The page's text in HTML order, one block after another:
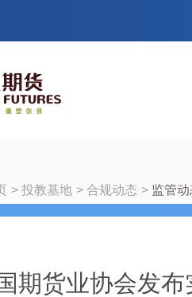
投教基地 合规动态 监管
期货业协会发布